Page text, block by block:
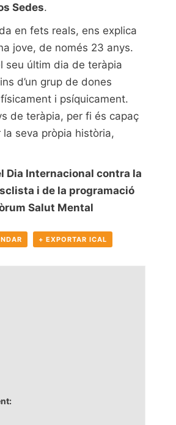
Sedes.
en fets reals, ens explica
jove, de només 23 anys.
seu últim dia de teràpia
d’un grup de dones
i psíquicament.
de teràpia, per fi és capaç
seva pròpia història,
Dia Internacional contra la
i de la programació
Salut Mental
+ EXPORTAR ICAL